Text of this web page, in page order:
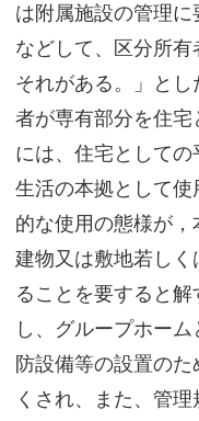
は附属施設の管理
などして、区分所
それがある。」と
者が専有部分を住
には、住宅として
生活の本拠として
的な使用の態様が
建物又は敷地若し
ることを要すると
し、グループホー
防設備等の設置の
くされ、また、管